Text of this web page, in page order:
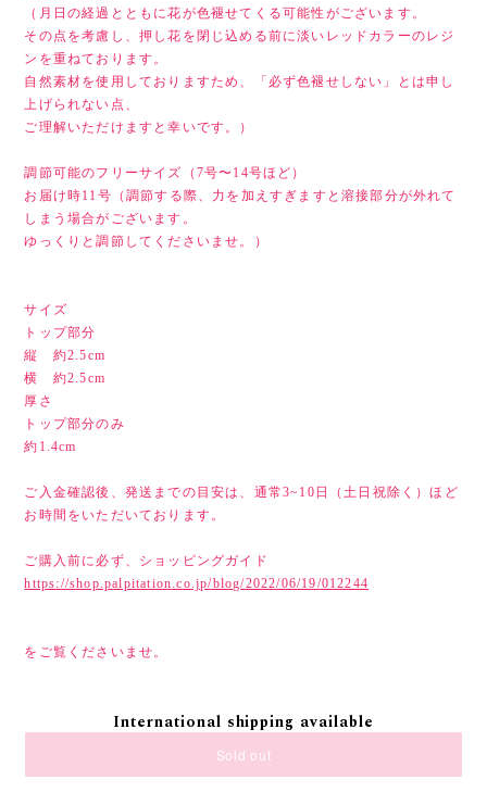
（月日の経過とともに花が色褪せてくる可能性がございます。
その点を考慮し、押し花を閉じ込める前に淡いレッドカラーのレジ
ンを重ねております。
自然素材を使用しておりますため、「必ず色褪せしない」とは申し
上げられない点、
ご理解いただけますと幸いです。）
調節可能のフリーサイズ（7号〜14号ほど）
お届け時11号（調節する際、力を加えすぎますと溶接部分が外れて
しまう場合がございます。
ゆっくりと調節してくださいませ。）
サイズ
トップ部分
縦 約2.5cm
横 約2.5cm
厚さ
トップ部分のみ
約1.4cm
ご入金確認後、発送までの目安は、通常3~10日（土日祝除く）ほど
お時間をいただいております。
ご購入前に必ず、ショッピングガイド
https://shop.palpitation.co.jp/blog/2022/06/19/012244
をご覧くださいませ。
International shipping available
Sold out